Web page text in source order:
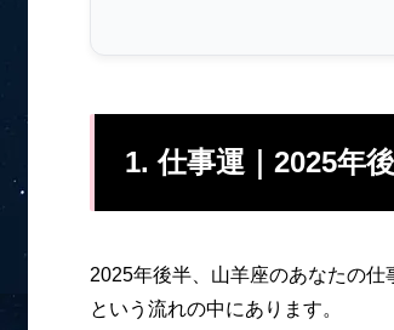
1. 仕事運｜2025年
2025年後半、山羊座のあなたの仕
という流れの中にあります。